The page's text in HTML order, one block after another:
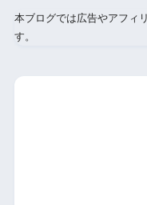
本ブログでは広告やアフィ
す。